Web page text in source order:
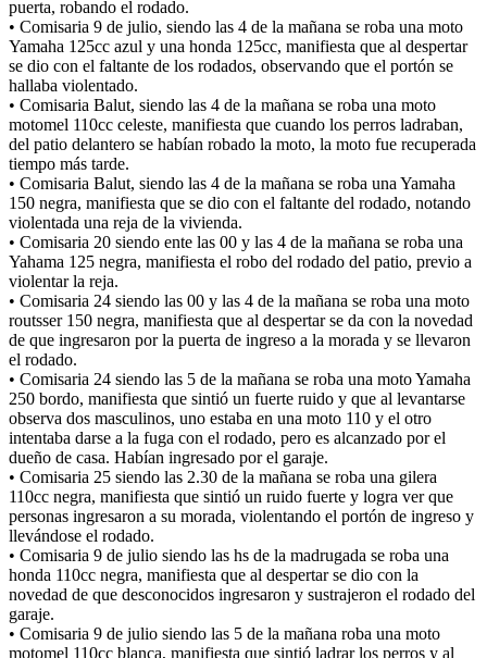
puerta, robando el rodado.
• Comisaria 9 de julio, siendo las 4 de la mañana se roba una moto
Yamaha 125cc azul y una honda 125cc, manifiesta que al despertar
se dio con el faltante de los rodados, observando que el portón se
hallaba violentado.
• Comisaria Balut, siendo las 4 de la mañana se roba una moto
motomel 110cc celeste, manifiesta que cuando los perros ladraban,
del patio delantero se habían robado la moto, la moto fue recuperada
tiempo más tarde.
• Comisaria Balut, siendo las 4 de la mañana se roba una Yamaha
150 negra, manifiesta que se dio con el faltante del rodado, notando
violentada una reja de la vivienda.
• Comisaria 20 siendo ente las 00 y las 4 de la mañana se roba una
Yahama 125 negra, manifiesta el robo del rodado del patio, previo a
violentar la reja.
• Comisaria 24 siendo las 00 y las 4 de la mañana se roba una moto
routsser 150 negra, manifiesta que al despertar se da con la novedad
de que ingresaron por la puerta de ingreso a la morada y se llevaron
el rodado.
• Comisaria 24 siendo las 5 de la mañana se roba una moto Yamaha
250 bordo, manifiesta que sintió un fuerte ruido y que al levantarse
observa dos masculinos, uno estaba en una moto 110 y el otro
intentaba darse a la fuga con el rodado, pero es alcanzado por el
dueño de casa. Habían ingresado por el garaje.
• Comisaria 25 siendo las 2.30 de la mañana se roba una gilera
110cc negra, manifiesta que sintió un ruido fuerte y logra ver que
personas ingresaron a su morada, violentando el portón de ingreso y
llevándose el rodado.
• Comisaria 9 de julio siendo las hs de la madrugada se roba una
honda 110cc negra, manifiesta que al despertar se dio con la
novedad de que desconocidos ingresaron y sustrajeron el rodado del
garaje.
• Comisaria 9 de julio siendo las 5 de la mañana roba una moto
motomel 110cc blanca, manifiesta que sintió ladrar los perros y al